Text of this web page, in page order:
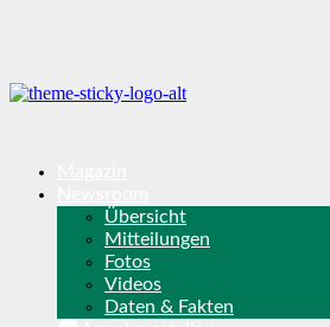
Übersicht
Mitteilungen
Fotos
Videos
Daten & Fakten